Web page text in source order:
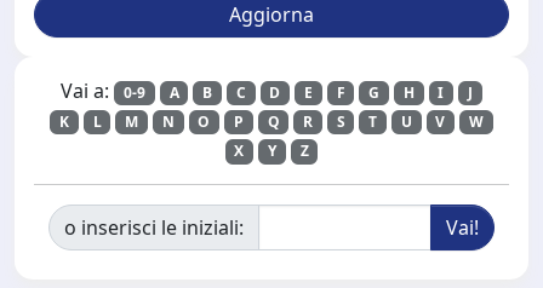
Vai a: 0-9 A B C D E F G H I
J
K
L M N O P Q R S T U V
W
X
Y Z
o inserisci le iniziali: